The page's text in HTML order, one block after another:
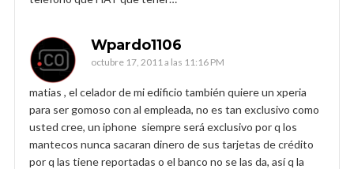
Wpardo1106
octubre 17, 2011 a las 11:16 PM
matias , el celador de mi edificio también quiere un xperia
para ser gomoso con al empleada, no es tan exclusivo como
usted cree, un iphone siempre será exclusivo por q los
mantecos nunca sacaran dinero de sus tarjetas de crédito
por q las tiene reportadas o el banco no se las da, así q la